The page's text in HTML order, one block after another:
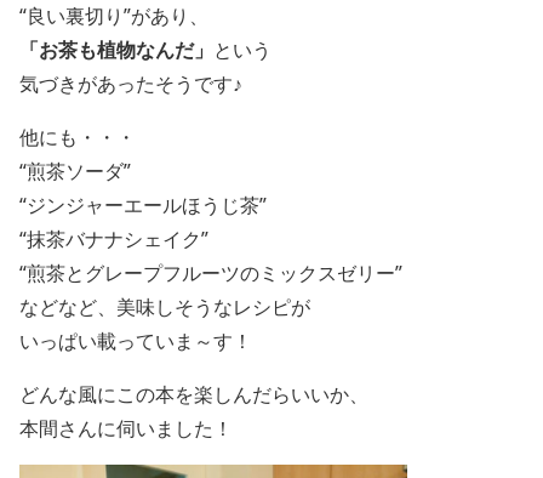
“良い裏切り”があり、
「お茶も植物なんだ」 という
気づきがあったそうです♪
他にも・・・
“煎茶ソーダ”
“ジンジャーエールほうじ茶”
“抹茶バナナシェイク”
“煎茶とグレープフルーツのミックスゼリー”
などなど、美味しそうなレシピが
いっぱい載っていま～す！
どんな風にこの本を楽しんだらいいか、
本間さんに伺いました！